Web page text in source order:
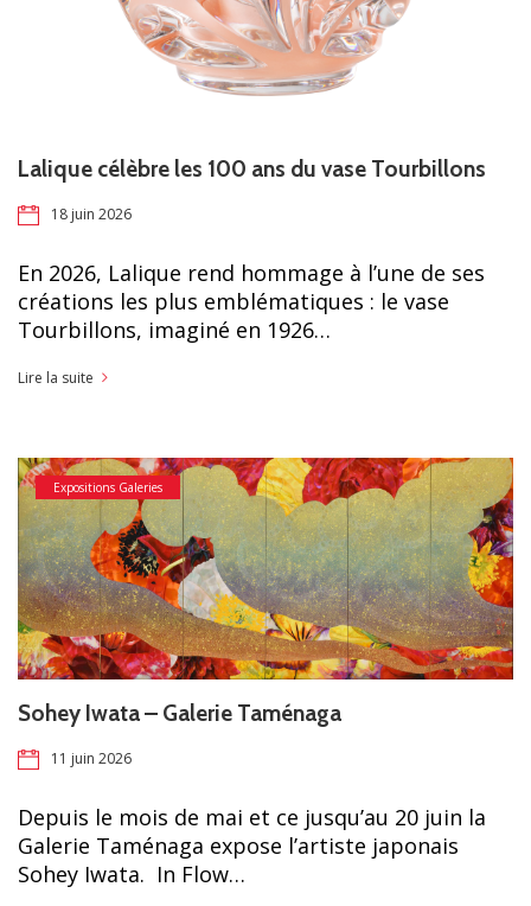
Lalique célèbre les 100 ans du vase Tourbillons
18 juin 2026
En 2026, Lalique rend hommage à l’une de ses
créations les plus emblématiques : le vase
Tourbillons, imaginé en 1926…
Lire la suite
Expositions Galeries
Sohey Iwata – Galerie Taménaga
11 juin 2026
Depuis le mois de mai et ce jusqu’au 20 juin la
Galerie Taménaga expose l’artiste japonais
Sohey Iwata. In Flow…